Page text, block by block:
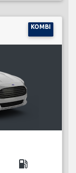
KOMBI
local_gas_station